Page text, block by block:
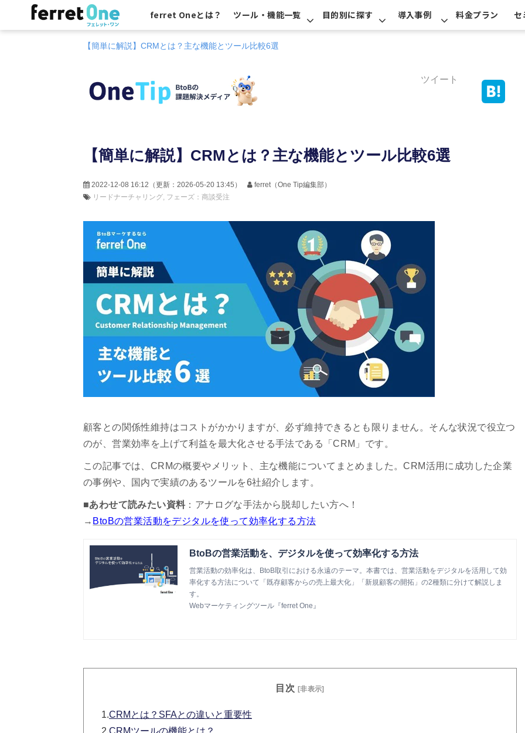
ferret Oneとは？ ツール・機能一覧 目的別に探す 導入事例 料金プラン セ
【簡単に解説】CRMとは？主な機能とツール比較6選
ツイート
【簡単に解説】CRMとは？主な機能とツール比較6選
2022-12-08 16:12 （更新： 2026-05-20 13:45 ）
ferret（One Tip編集部）
リードナーチャリング フェーズ：商談受注
顧客との関係性維持はコストがかかりますが、必ず維持できるとも限りません。そんな状況で役立つ
のが、営業効率を上げて利益を最大化させる手法である「CRM」です。
この記事では、CRMの概要やメリット、主な機能についてまとめました。CRM活用に成功した企業
の事例や、国内で実績のあるツールを6社紹介します。
■あわせて読みたい資料：アナログな手法から脱却したい方へ！
→ BtoBの営業活動をデジタルを使って効率化する方法
BtoBの営業活動を、デジタルを使って効率化する方法
営業活動の効率化は、BtoB取引における永遠のテーマ。本書では、営業活動をデジタルを活用して効
率化する方法について「既存顧客からの売上最大化」「新規顧客の開拓」の2種類に分けて解説しま
す。
Webマーケティングツール『ferret One』
目次 [非表示]
1.CRMとは？SFAとの違いと重要性